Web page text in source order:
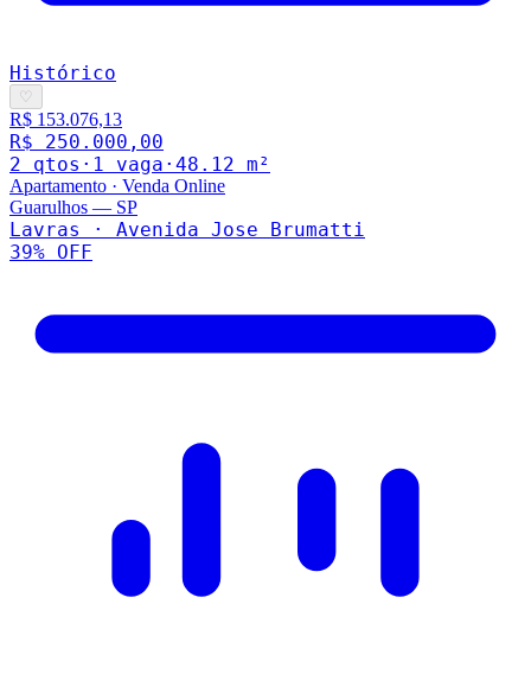
Histórico
♡
R$ 153.076,13
R$ 250.000,00
2 qtos · 1 vaga · 48.12 m²
Apartamento · Venda Online
Guarulhos — SP
Lavras · Avenida Jose Brumatti
39% OFF